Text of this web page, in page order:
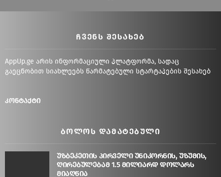
ᲩᲕᲔᲜᲡ ᲨᲔᲡᲐᲮᲔᲑ
AppUp.ge არის ინფორმაციული პლატფორმა, სადაც
გაეცნობით სიახლეებს წარმატებული სტარტაპების შესახებ
კონტაქტი
ᲑᲝᲚᲝᲡ ᲓᲐᲛᲐᲢᲔᲑᲣᲚᲘ
უზბეკეთის პირველი უნიკორნის, უზუმის,
ღირებულებამ 1.5 მილიარდ დოლარს
მიაღწია